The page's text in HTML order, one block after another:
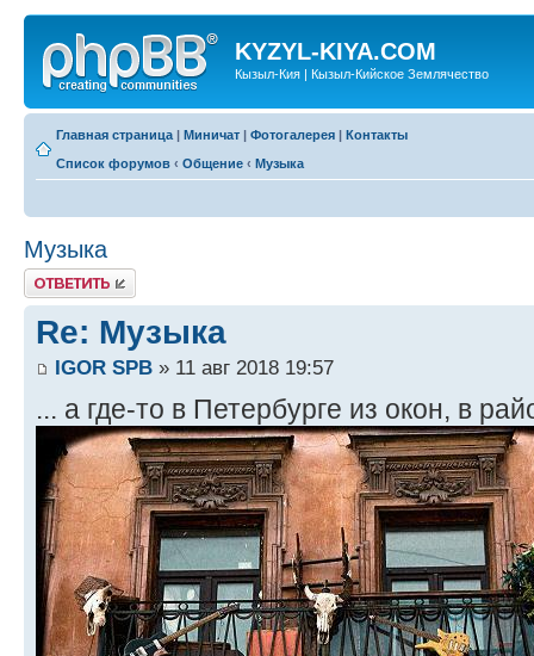
KYZYL-KIYA.COM
Кызыл-Кия | Кызыл-Кийское Землячество
Главная страница | Миничат | Фотогалерея | Контакты
Список форумов ‹ Общение ‹ Музыка
Музыка
Ответить
Re: Музыка
IGOR SPB » 11 авг 2018 19:57
... а где-то в Петербурге из окон, в